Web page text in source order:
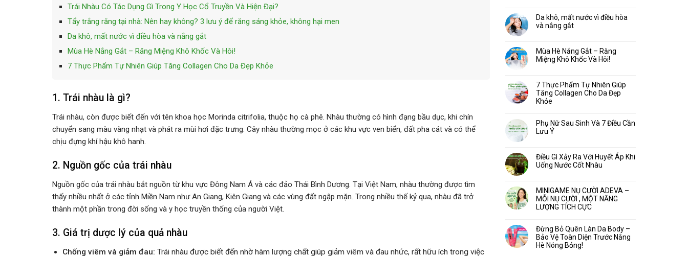
Trái Nhàu Có Tác Dụng Gì Trong Y Học Cổ Truyền Và Hiện Đại?
Tẩy trắng răng tại nhà: Nên hay không? 3 lưu ý để răng sáng khỏe, không hại men
Da khô, mất nước vì điều hòa và nắng gắt
Mùa Hè Nắng Gắt – Răng Miệng Khô Khốc Và Hôi!
7 Thực Phẩm Tự Nhiên Giúp Tăng Collagen Cho Da Đẹp Khỏe
1. Trái nhàu là gì?
Trái nhàu, còn được biết đến với tên khoa học Morinda citrifolia, thuộc họ cà phê. Nhàu thường có hình đạng bầu dục, khi chín
chuyển sang màu vàng nhạt và phát ra mùi hơi đặc trưng. Cây nhàu thường mọc ở các khu vực ven biển, đất pha cát và có thể
chịu đựng khí hậu khô hanh.
2. Nguồn gốc của trái nhàu
Nguồn gốc của trái nhàu bắt nguồn từ khu vực Đông Nam Á và các đảo Thái Bình Dương. Tại Việt Nam, nhàu thường được tìm
thấy nhiều nhất ở các tỉnh Miền Nam như An Giang, Kiên Giang và các vùng đất ngập mặn. Trong nhiều thế kỷ qua, nhàu đã trở
thành một phần trong đời sống và y học truyền thống của người Việt.
3. Giá trị dược lý của quả nhàu
Chống viêm và giảm đau: Trái nhàu được biết đến nhờ hàm lượng chất giúp giảm viêm và đau nhức, rất hữu ích trong việc
Da khô, mất nước vì điều hòa
và nắng gắt
Mùa Hè Nắng Gắt – Răng
Miệng Khô Khốc Và Hôi!
7 Thực Phẩm Tự Nhiên Giúp
Tăng Collagen Cho Da Đẹp
Khỏe
Phụ Nữ Sau Sinh Và 7 Điều Cần
Lưu Ý
Điều Gì Xảy Ra Với Huyết Áp Khi
Uống Nước Cốt Nhàu
MINIGAME NỤ CƯỜI ADEVA –
MỖI NỤ CƯỜI , MỘT NĂNG
LƯỢNG TÍCH CỰC
Đừng Bỏ Quên Làn Da Body –
Bảo Vệ Toàn Diện Trước Nắng
Hè Nóng Bỏng!